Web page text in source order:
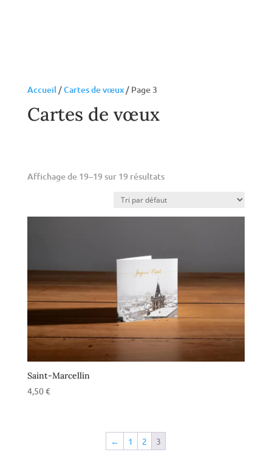
Accueil/Cartes de vœux/ Page 3
Cartes de vœux
Affichage de 19–19 sur 19 résultats
Saint-Marcellin
4,50€
← 1 2 3